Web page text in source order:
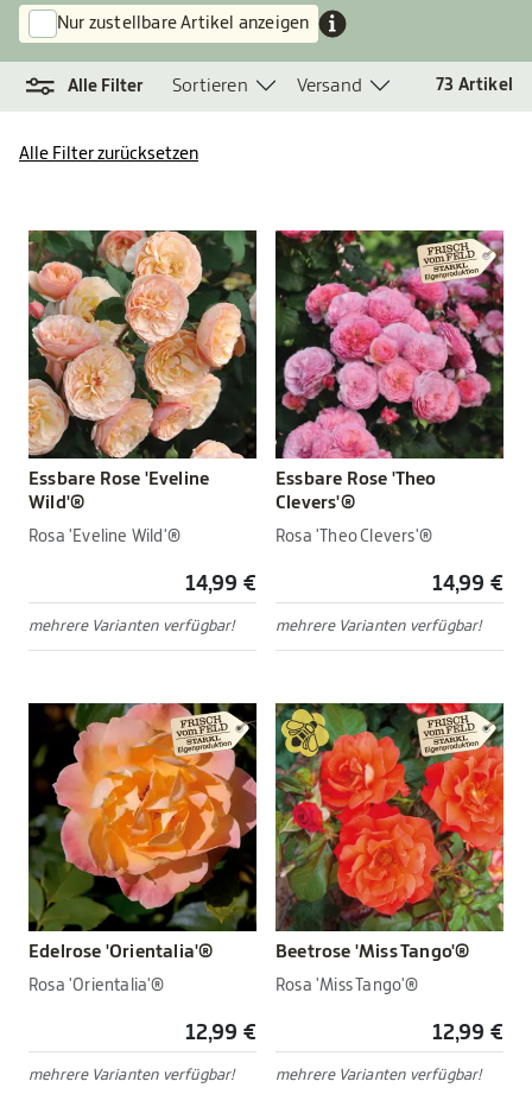
Nur zustellbare Artikel anzeigen
Alle Filter Sortieren Versand 73 Artikel
Alle Filter zurücksetzen
Essbare Rose 'Eveline
Wild'®
Rosa 'Eveline Wild'®
14,99 €
mehrere Varianten verfügbar!
Essbare Rose 'Theo
Clevers'®
Rosa 'Theo Clevers'®
14,99 €
mehrere Varianten verfügbar!
Edelrose 'Orientalia'®
Rosa 'Orientalia'®
12,99 €
mehrere Varianten verfügbar!
Beetrose 'Miss Tango'®
Rosa 'Miss Tango'®
12,99 €
mehrere Varianten verfügbar!